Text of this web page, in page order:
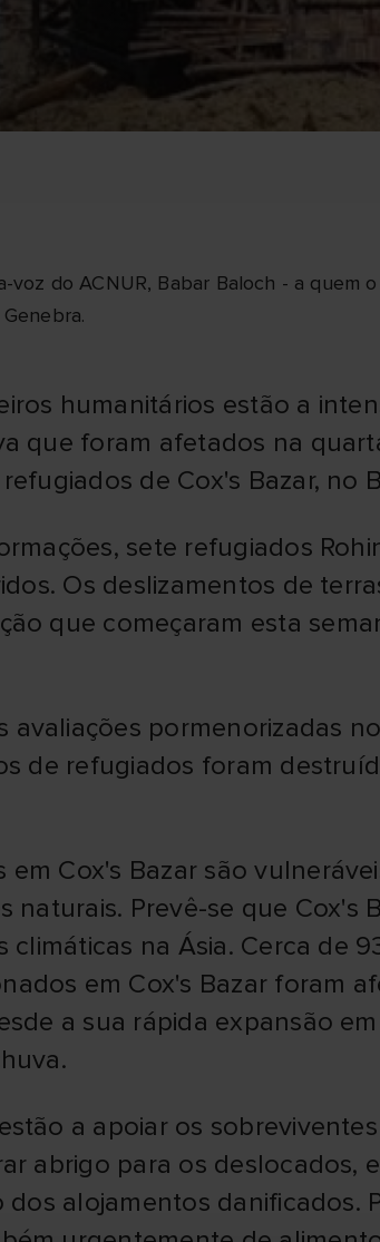
do ACNUR, Babar Baloch - a
humanitários estão a
que foram afetados na
de Cox's Bazar, no
sete refugiados
Os deslizamentos de
que começaram esta
pormenorizadas
de refugiados foram
Cox's Bazar são
Prevê-se que Cox's
climáticas na Ásia. Cerca de
em Cox's Bazar foram
a sua rápida expansão
a apoiar os
abrigo para os deslocados,
alojamentos danificados.